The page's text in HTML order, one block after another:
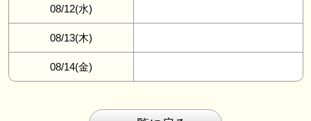
08/12(水)
08/13(木)
08/14(金)